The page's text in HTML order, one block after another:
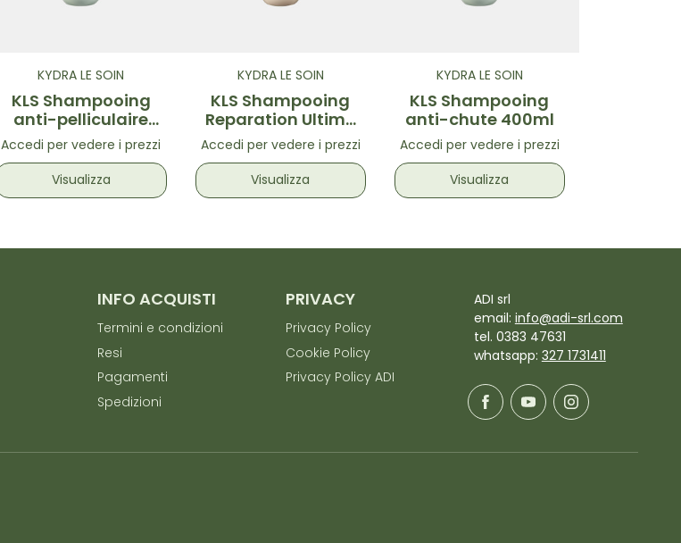
KYDRA LE SOIN
KLS Shampooing
anti-pelliculaire
400ML
Accedi per vedere i prezzi
Visualizza
KYDRA LE SOIN
KLS Shampooing
Reparation Ultime
400ml
Accedi per vedere i prezzi
Visualizza
KYDRA LE SOIN
KLS Shampooing
anti-chute 400ml
Accedi per vedere i prezzi
Visualizza
INFO ACQUISTI
Termini e condizioni
Resi
Pagamenti
Spedizioni
PRIVACY
Privacy Policy
Cookie Policy
Privacy Policy ADI
ADI srl
email: info@adi-srl.com
tel. 0383 47631
whatsapp: 327 1731411